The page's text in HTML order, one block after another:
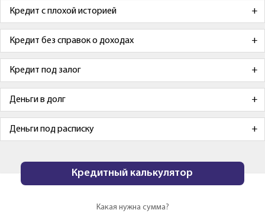
Кредит с плохой историей
Кредит без справок о доходах
Кредит под залог
Деньги в долг
Деньги под расписку
Кредитный калькулятор
Какая нужна сумма?